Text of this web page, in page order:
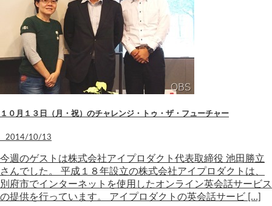
１０月１３日（月・祝）のチャレンジ・トゥ・ザ・フューチャー
2014/10/13
今週のゲストは株式会社アイプロダクト代表取締役 池田勝立
さんでした。 平成１８年設立の株式会社アイプロダクトは、
別府市でインターネットを使用したオンライン英会話サービス
の提供を行っています。 アイプロダクトの英会話サービ […]